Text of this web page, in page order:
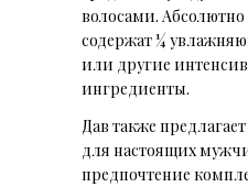
волосами. Абсолютно
содержат ¼
или другие
ингредиенты.
Дав также
для настоящих
предпочтение